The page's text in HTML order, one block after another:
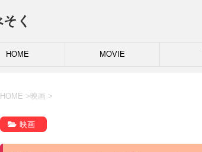
そく
HOME MOVIE
HOME > 映画 >
映画